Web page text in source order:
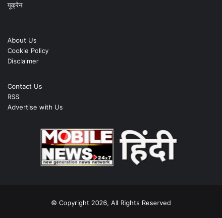
यूक्रेन
About Us
Cookie Policy
Disclaimer
Contact Us
RSS
Advertise with Us
© Copyright 2026, All Rights Reserved